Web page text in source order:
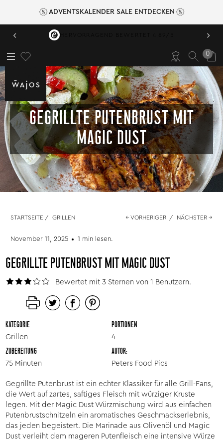
ADVENTSKALENDER SALE ENTDECKEN
‹ VERSANDKOSTENFREI AB 49,95 € ›
0
GEGRILLTE PUTENBRUST MIT
MAGIC DUST
STARTSEITE / GRILLEN ← VORHERIGER / NÄCHSTER →
November 11, 2025 1 min lesen.
GEGRILLTE PUTENBRUST MIT MAGIC DUST
Bewertet mit 3 Sternen von 1 Benutzern.
KATEGORIE
Grillen
PORTIONEN
4
ZUBEREITUNG
75 Minuten
AUTOR:
Peters Food Pics
Gegrillte Putenbrust ist ein echter Klassiker für alle Grill-Fans,
die Wert auf zartes, saftiges Fleisch mit würziger Kruste
legen. Mit der Magic Dust Würzmischung wird aus einfachen
Putenbrustschnitzeln ein aromatisches Geschmackserlebnis,
das jeden begeistert. Die Marinade aus Olivenöl und Magic
Dust verleiht dem mageren Putenfleisch eine intensive Würze